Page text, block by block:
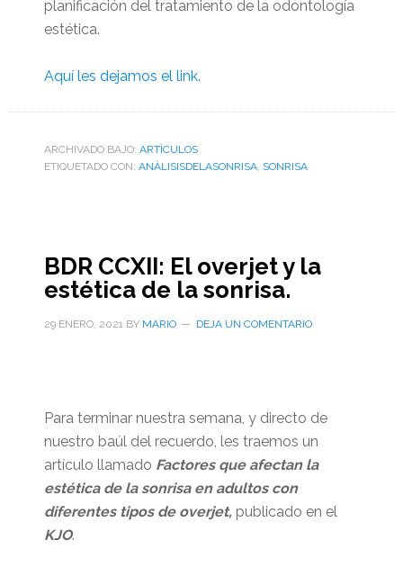
planificación del tratamiento de la odontología
estética.
Aquí les dejamos el link.
ARCHIVADO BAJO: ARTÌCULOS
ETIQUETADO CON: ANÁLISISDELASONRISA, SONRISA
BDR CCXII: El overjet y la
estética de la sonrisa.
29 ENERO, 2021BY MARIO DEJA UN COMENTARIO
Para terminar nuestra semana, y directo de
nuestro baúl del recuerdo, les traemos un
artículo llamado Factores que afectan la
estética de la sonrisa en adultos con
diferentes tipos de overjet,publicado en el
KJO.